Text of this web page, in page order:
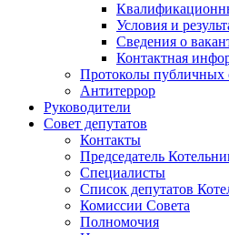
Условия и
Сведения о
Контактная
Протоколы публичных
Антитеррор
Руководители
Совет депутатов
Контакты
Председатель
Специалисты
Список депутатов
Комиссии Совета
Полномочия